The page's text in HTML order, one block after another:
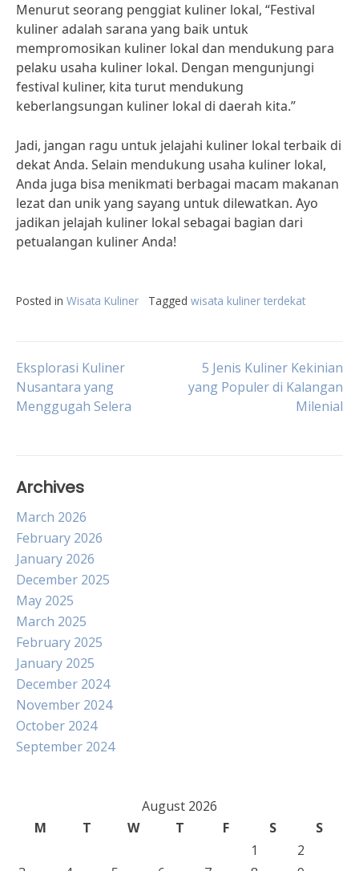
Menurut seorang penggiat kuliner lokal, “Festival
kuliner adalah sarana yang baik untuk
mempromosikan kuliner lokal dan mendukung para
pelaku usaha kuliner lokal. Dengan mengunjungi
festival kuliner, kita turut mendukung
keberlangsungan kuliner lokal di daerah kita.”
Jadi, jangan ragu untuk jelajahi kuliner lokal terbaik di
dekat Anda. Selain mendukung usaha kuliner lokal,
Anda juga bisa menikmati berbagai macam makanan
lezat dan unik yang sayang untuk dilewatkan. Ayo
jadikan jelajah kuliner lokal sebagai bagian dari
petualangan kuliner Anda!
Posted in Wisata Kuliner Tagged wisata kuliner terdekat
Post
navigation
Eksplorasi Kuliner
Nusantara yang
Menggugah Selera
5 Jenis Kuliner Kekinian
yang Populer di Kalangan
Milenial
Archives
March 2026
February 2026
January 2026
December 2025
May 2025
March 2025
February 2025
January 2025
December 2024
November 2024
October 2024
September 2024
August 2026
M
T W T F S
S
1
2